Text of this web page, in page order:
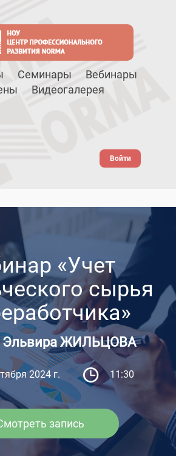
Семинары
Вебинары
Видеогалерея
Войти
«Учет
сырья
Эльвира ЖИЛЬЦОВА
2024 г. 11:30
запись